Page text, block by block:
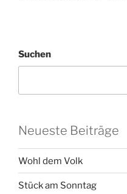
Suchen
Neueste Beiträge
Wohl dem Volk
Stück am Sonntag